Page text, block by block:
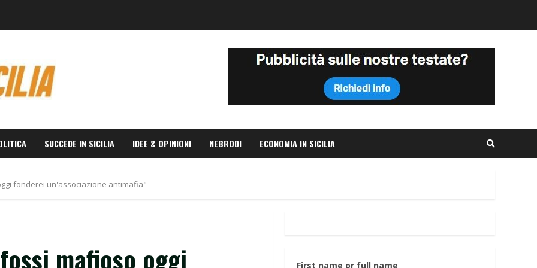
SUCCEDE IN SICILIA IDEE & OPINIONI NEBRODI ECONOMIA IN SICILIA
fonderei un'associazione antimafia"
mafioso oggi
First name or full name